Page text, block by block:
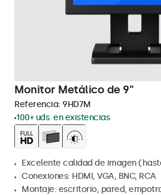
Monitor Metálico de 9"
Referencia: 9HD7M
100+ uds. en existencias
Excelente calidad de imagen
Conexiones: HDMI, VGA, BNC, RCA
Montaje: escritorio, pared,